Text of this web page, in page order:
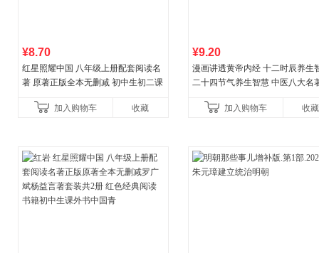
¥8.70
红星照耀中国 八年级上册配套阅读名
著 原著正版全本无删减 初中生初二课
加入购物车
收藏
¥9.20
漫画讲透黄帝内经 十二时辰养生
二十四节气养生智慧 中医八大名
加入购物车
收藏